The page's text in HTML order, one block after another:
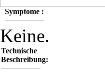
Symptome :
Keine.
Technische
Beschreibung: